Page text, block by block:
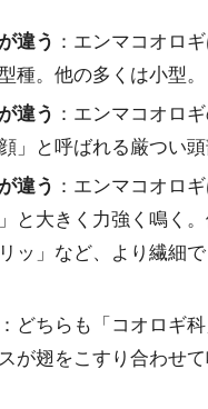
違う ：エンマコオロ
種。他の多くは小型。
違う ：エンマコオロ
顔」と呼ばれる厳つい頭
違う ：エンマコオロ
と大きく力強く鳴く
リッ」など、より繊細
：どちらも「コオロギ
が翅をこすり合わせて